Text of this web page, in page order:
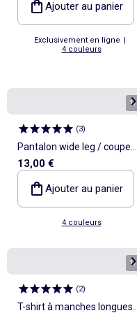
Ajouter au panier
Exclusivement en ligne |
4 couleurs
1/
(3)
Pantalon wide leg / coupe
large
13,00 €
Ajouter au panier
4 couleurs
1/
(2)
T-shirt à manches longues